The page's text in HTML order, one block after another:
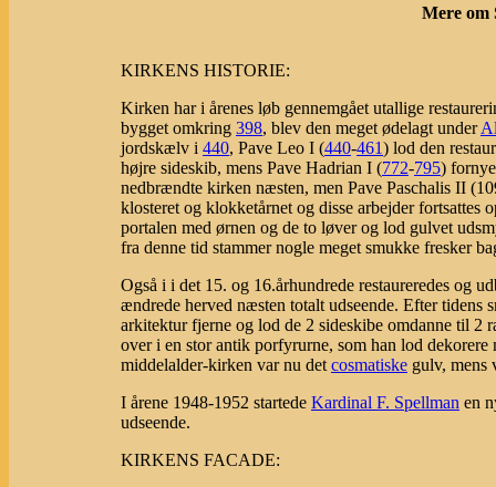
Mere om
KIRKENS HISTORIE:
Kirken har i årenes løb gennemgået utallige
bygget omkring 398, blev den meget ødelagt under
jordskælv i 440, Pave Leo I (440-461) lod den
højre sideskib, mens Pave Hadrian I (772-795)
nedbrændte kirken næsten, men Pave Paschalis II
klosteret og klokketårnet og disse arbejder fortsattes
portalen med ørnen og de to løver og lod gulvet
fra denne tid stammer nogle meget smukke fresker
Også i i det 15. og 16.århundrede restaureredes og
ændrede herved næsten totalt udseende. Efter
arkitektur fjerne og lod de 2 sideskibe omdanne til 2
over i en stor antik porfyrurne, som han lod dekorere
middelalder-kirken var nu det cosmatiske gulv, mens
I årene 1948-1952 startede Kardinal F. Spellman en
udseende.
KIRKENS FACADE: